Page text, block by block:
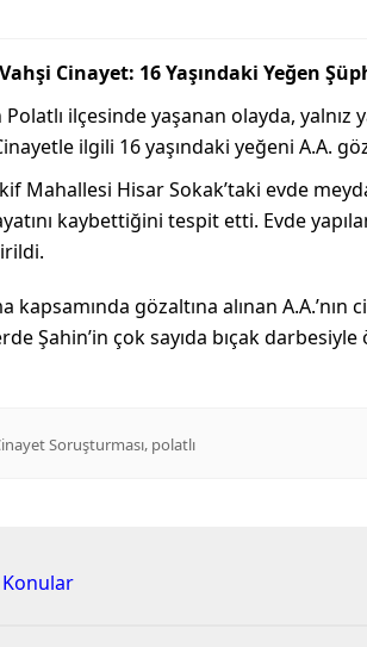
Vahşi Cinayet: 16 Yaşındaki Yeğen
Polatlı ilçesinde yaşanan olayda,
ilgili 16 yaşındaki yeğeni A.A.
Mahallesi Hisar Sokak’taki evde
kaybettiğini tespit etti. Evde
kapsamında gözaltına alınan
Şahin’in çok sayıda bıçak
Soruşturması, polatlı